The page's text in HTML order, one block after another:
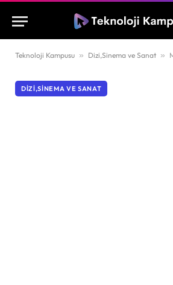
Teknoloji Kampusu » Dizi,Sinema ve Sanat »
DIZI,SINEMA VE SANAT